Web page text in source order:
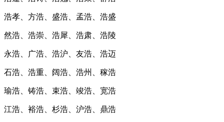
浩孝、方浩、盛浩、孟浩、浩盛
然浩、浩崇、浩犀、浩肃、浩陵
永浩、广浩、浩沪、友浩、浩迈
石浩、浩重、阔浩、浩州、稼浩
瑜浩、铸浩、束浩、竣浩、宽浩
江浩、裕浩、杉浩、沪浩、鼎浩